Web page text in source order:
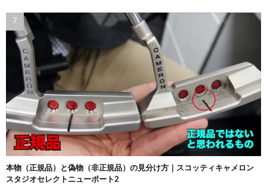
本物（正規品）と偽物（非正規品）の見分け方｜スコッティキャメロン
スタジオセレクトニューポート2